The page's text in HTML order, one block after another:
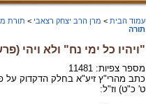
עמוד הבית > מרן הרב יצחק רצאבי > תורת
תורה
"ויהיו כל ימי נח" ולא ויהי
מספר צפיות: 11481
כתב מהרי"ץ זיע"א בחלק הדקדוק על
ט' כ"ט) וז"ל: